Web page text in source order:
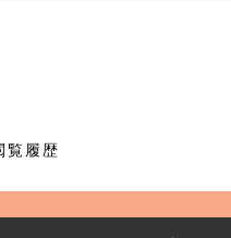
覧履歴